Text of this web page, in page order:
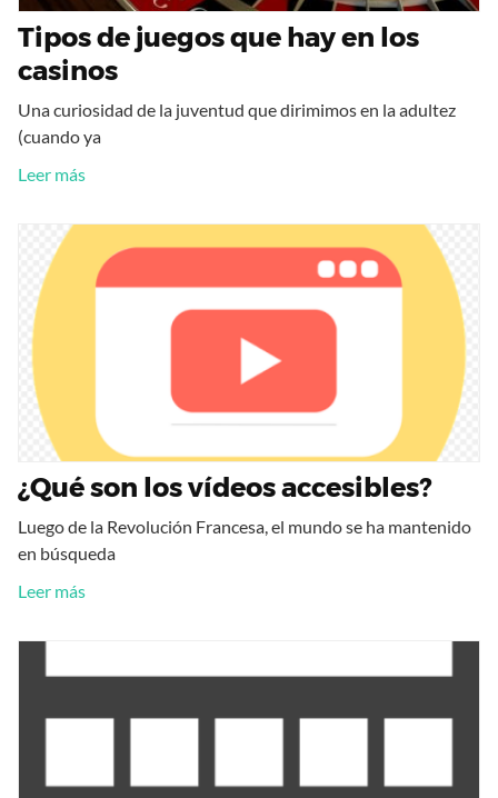
Tipos de juegos que hay en los
casinos
Una curiosidad de la juventud que dirimimos en la adultez
(cuando ya
Leer más
¿Qué son los vídeos accesibles?
Luego de la Revolución Francesa, el mundo se ha mantenido
en búsqueda
Leer más